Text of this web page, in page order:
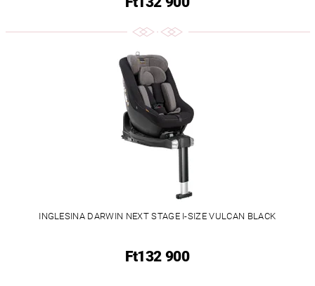
INGLESINA DARWIN NEXT STAGE I-SIZE VULCAN BLACK
Ft132 900